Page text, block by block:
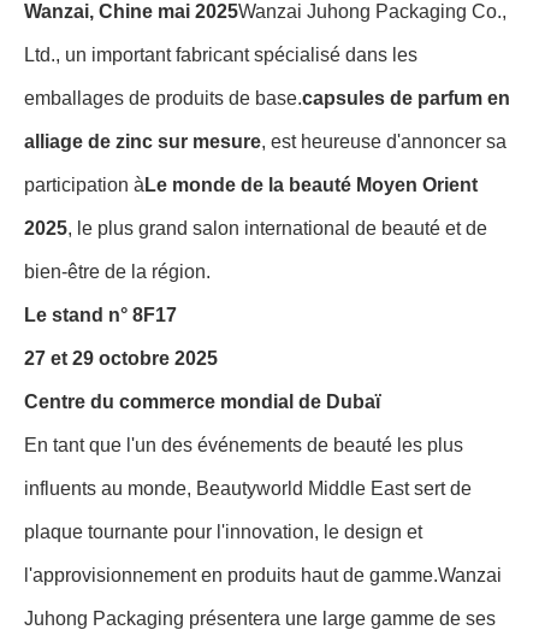
Wanzai, Chine mai 2025Wanzai Juhong Packaging Co.,
Ltd., un important fabricant spécialisé dans les
emballages de produits de base.capsules de parfum en
alliage de zinc sur mesure, est heureuse d'annoncer sa
participation à Le monde de la beauté Moyen Orient
2025, le plus grand salon international de beauté et de
bien-être de la région.
Le stand n° 8F17
27 et 29 octobre 2025
Centre du commerce mondial de Dubaï
En tant que l'un des événements de beauté les plus
influents au monde, Beautyworld Middle East sert de
plaque tournante pour l'innovation, le design et
l'approvisionnement en produits haut de gamme.Wanzai
Juhong Packaging présentera une large gamme de ses